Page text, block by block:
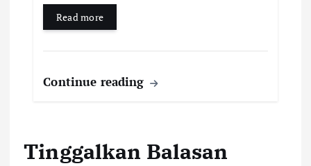
Read more
Continue reading
Tinggalkan Balasan